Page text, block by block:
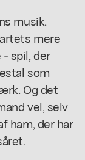
musik.
mere
spil, der
som
Og det
vel, selv
ham, der har